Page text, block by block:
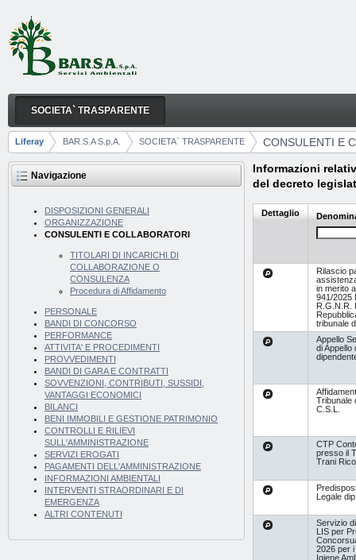
Salta al contenuto
CONSULENTI E COLLABORATORI
Navigazione
SOCIETA` TRASPARENTE
Breadcrumb
Liferay BAR.S.A S.p.A. SOCIETA` TRASPARENTE CONSULENTI E
Navigazione
DISPOSIZIONI GENERALI
ORGANIZZAZIONE
CONSULENTI E COLLABORATORI
TITOLARI DI INCARICHI DI
COLLABORAZIONE O
CONSULENZA
Procedura di Affidamento
PERSONALE
BANDI DI CONCORSO
PERFORMANCE
ATTIVITA' E PROCEDIMENTI
PROVVEDIMENTI
BANDI DI GARA E CONTRATTI
SOVVENZIONI, CONTRIBUTI, SUSSIDI,
VANTAGGI ECONOMICI
BILANCI
BENI IMMOBILI E GESTIONE PATRIMONIO
CONTROLLI E RILIEVI
SULL'AMMINISTRAZIONE
SERVIZI EROGATI
PAGAMENTI DELL'AMMINISTRAZIONE
INFORMAZIONI AMBIENTALI
INTERVENTI STRAORDINARI E DI
EMERGENZA
ALTRI CONTENUTI
Informazioni
del decreto
Dettaglio
Rilascio
in merito
941/2025
R.G.N.R.
tribunale
Appello
di Appello
Tribunale
C.S.L.
CTP
presso il
Trani
Legale
Servizio
LIS per
2026 per
Igiene